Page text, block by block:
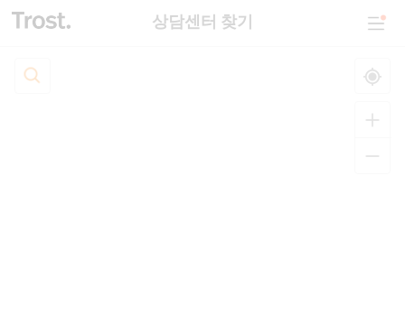
상담센터 찾기